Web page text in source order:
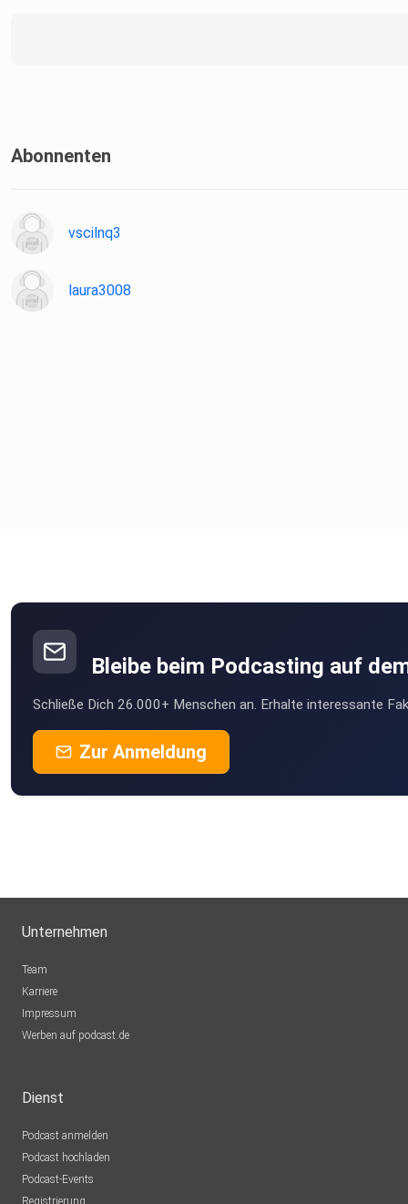
Abonnenten
vscilnq3
laura3008
Bleibe beim Podcasting auf
Schließe Dich 26.000+ Menschen an. Erhalte interessante
Zur Anmeldung
Unternehmen
Team
Karriere
Impressum
Werben auf podcast.de
Dienst
Podcast anmelden
Podcast hochladen
Podcast-Events
Registrierung